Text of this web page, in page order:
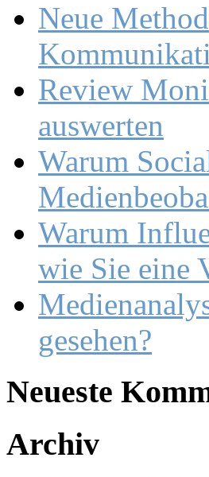
Neue
Review
auswerten
Warum
Warum
wie Sie eine
gesehen?
Neueste
Archiv